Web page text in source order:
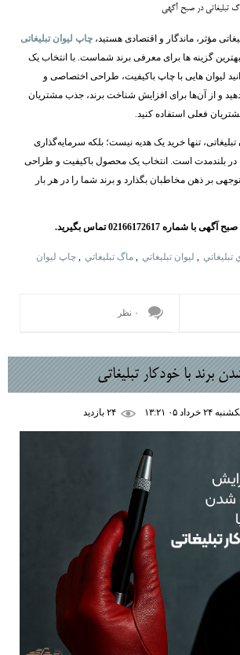
تبلیغاتی در صبح آگهی
مؤثر، ماندگار و اقتصادی هستید، چاپ لیوان تبلیغاتی
گزینه ‌ها برای معرفی برند شماست. با انتخاب یک
لیوان‌ هایی با چاپ باکیفیت، طراحی اختصاصی و
و از آن‌ها برای افزایش شناخت برند، جذب مشتریان
فعلی استفاده کنید.
تنها خرید یک هدیه نیست؛ بلکه سرمایه‌گذاری
در بلندمدت است. انتخاب یک محصول باکیفیت و طراحی
بر ذهن مخاطبان بگذارد و برند شما را در هر بار
02166172617 تماس بگیرید.
تبليغاتي , ليوان تبليغاتي , ماگ تبليغاتي , چاپ ليوان
۰ نظر
برند با خودکار تبلیغاتی
۲۴ خرداد ۰۵ ۱۳:۲۱